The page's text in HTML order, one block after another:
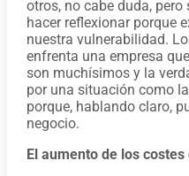
otros, no cabe duda,
hacer reflexionar porque
nuestra vulnerabilidad.
enfrenta una empresa
son muchísimos y la
por una situación como
porque, hablando claro,
negocio.
El aumento de los